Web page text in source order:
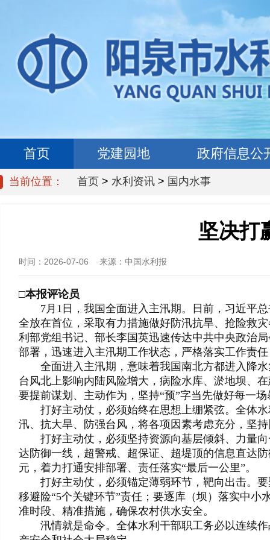
首页 党建园地 政府信息公
当前位置： 首页 > 水利资讯 > 国内水事
坚决打
时间： 2026-07-06 来源： 中国水利报
□本报评论员
7月1日，我国全面进入主汛期。日前，习近平总
全放在首位，采取有力措施做好防汛抗旱、抢险救
利部党组书记、部长李国英迅速传达中共中央政治
部署，迅速进入主汛期工作状态，严格落实工作责
全面进入主汛期，意味着我国南北方都进入降水
台风北上影响内陆风险增大，病险水库、淤地坝、
要提前谋划、主动作为，坚持“预”字当先做好每一
打好主动仗，必须始终在思想上绷紧弦。全体水
汛、抗大旱、防强台风，将各项因素考虑充分，坚
打好主动仗，必须坚持资源向基层倾斜、力量向
达防御一线，超警戒、超保证、超堤顶的信息直达
元，着力打通安排部署、责任落实“最后一公里”。
打好主动仗，必须锚定薄弱环节，靶向出击。要
移避险“5个关键环节”责任；要逐库（坝）落实中
准时段、精准措施，确保农村供水安全。
汛情就是命令。全体水利干部职工务必以连续作